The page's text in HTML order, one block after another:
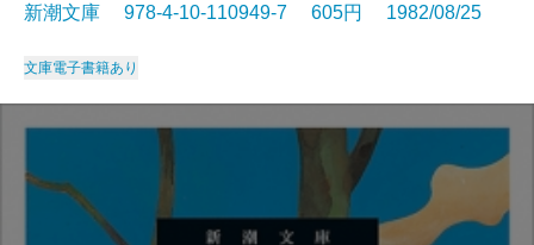
新潮文庫 978-4-10-110949-7 605円 1982/08/25
文庫電子書籍あり